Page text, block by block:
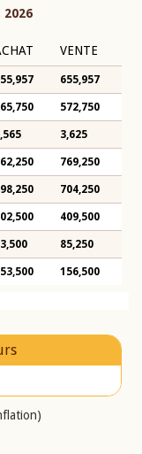
VENTE
655,957
572,750
3,625
769,250
704,250
409,500
85,250
156,500